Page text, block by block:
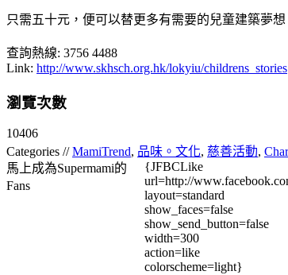
只需五十元，便可以替更多有需要的兒童建築夢
查詢熱線: 3756 4488
Link: http://www.skhsch.org.hk/lokyiu/childrens_stories
瀏覽次數
10406
Categories //MamiTrend, 品味。文化, 慈善活動,
馬上成為Supermami的
Fans
{JFBCLike
url=http://
layout=standard
show_faces=false
show_send_button=false
width=300
action=like
colorscheme=light}